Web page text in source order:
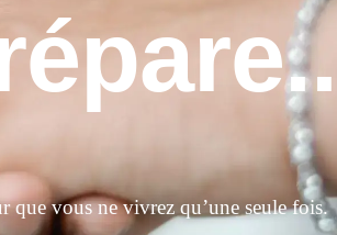
que vous ne vivrez qu’une seule fois.